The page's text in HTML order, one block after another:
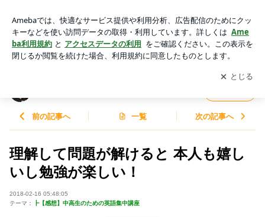
代の英語力と思考力
アプリをダウンロードして ブログの更新通知
を受け取りまし
ょう。
開く
前の記事へ 一覧 次の記事へ
理解して問題が解けると 本人も嬉し
いし勉強が楽しい！
2018-02-16 05:48:05
テーマ：
┣【感想】中高生のための英語集中講座